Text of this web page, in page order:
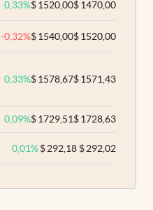
0,33%$1520,00$1470,00
-0,32%$1540,00$1520,00
0,33%$1578,67$1571,43
0,09%$1729,51$1728,63
0,01% $292,18 $292,02